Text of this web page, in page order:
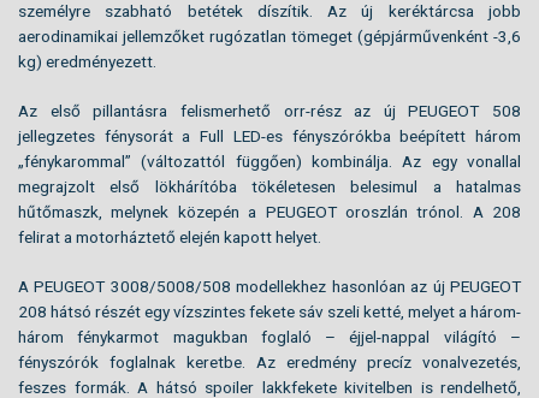
személyre szabható betétek díszítik. Az új keréktárcsa jobb
aerodinamikai jellemzőket rugózatlan tömeget (gépjárművenként -3,6
kg) eredményezett.
Az első pillantásra felismerhető orr-rész az új PEUGEOT 508
jellegzetes fénysorát a Full LED-es fényszórókba beépített három
„fénykarommal” (változattól függően) kombinálja. Az egy vonallal
megrajzolt első lökhárítóba tökéletesen belesimul a hatalmas
hűtőmaszk, melynek közepén a PEUGEOT oroszlán trónol. A 208
felirat a motorháztető elején kapott helyet.
A PEUGEOT 3008/5008/508 modellekhez hasonlóan az új PEUGEOT
208 hátsó részét egy vízszintes fekete sáv szeli ketté, melyet a három-
három fénykarmot magukban foglaló – éjjel-nappal világító –
fényszórók foglalnak keretbe. Az eredmény precíz vonalvezetés,
feszes formák. A hátsó spoiler lakkfekete kivitelben is rendelhető,